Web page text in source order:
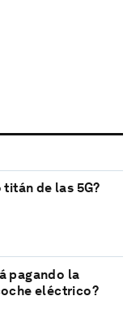
titán de las 5G?
pagando la
eléctrico?